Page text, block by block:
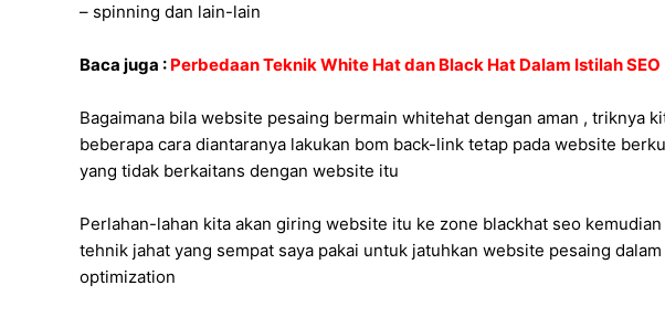
– spinning dan lain-lain
Baca juga : Perbedaan Teknik White Hat dan Black Hat Dalam Istilah SEO
Bagaimana bila website pesaing bermain whitehat dengan aman , triknya
beberapa cara diantaranya lakukan bom back-link tetap pada website
yang tidak berkaitans dengan website itu
Perlahan-lahan kita akan giring website itu ke zone blackhat seo
tehnik jahat yang sempat saya pakai untuk jatuhkan website pesaing
optimization